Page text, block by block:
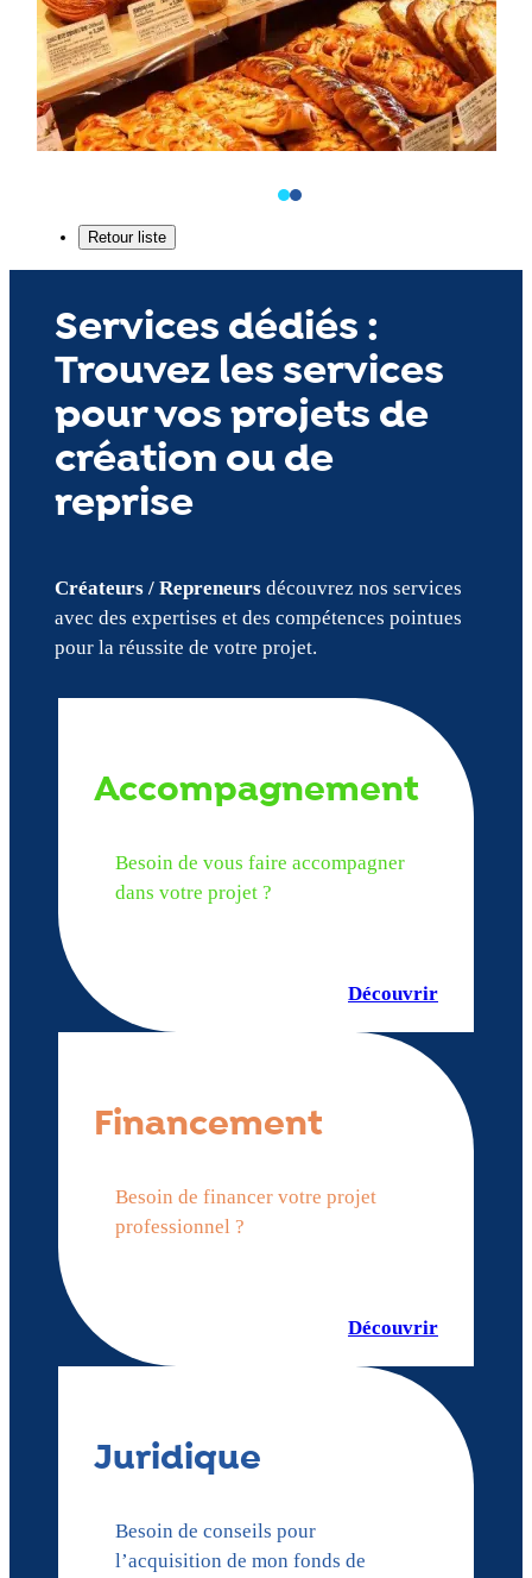
Services dédiés :
Trouvez les services
pour vos projets de
création ou de
reprise
Créateurs / Repreneursdécouvrez nos services
avec des expertises et des compétences pointues
pour la réussite de votre projet.
Accompagnement
Besoin de vous faire accompagner
dans votre projet ?
Découvrir
Financement
Besoin de financer votre projet
professionnel ?
Découvrir
Juridique
Besoin de conseils pour
l’acquisition de mon fonds de